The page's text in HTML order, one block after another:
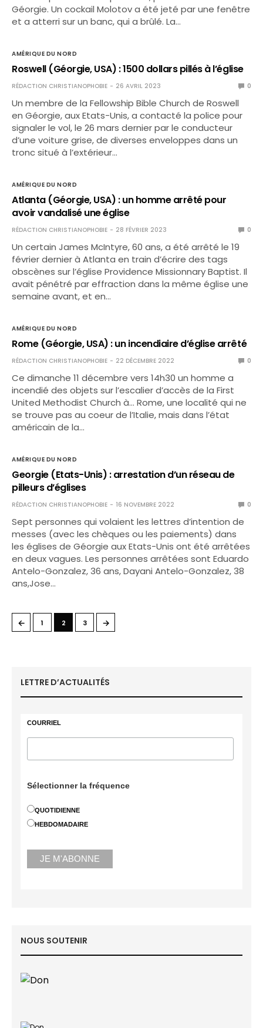
Géorgie. Un cockail Molotov a été jeté par une fenêtre
et a atterri sur un banc, qui a brûlé. La…
AMÉRIQUE DU NORD
Roswell (Géorgie, USA) : 1500 dollars pillés à l’église
RÉDACTION CHRISTIANOPHOBIE 26 AVRIL 2023 0
Un membre de la Fellowship Bible Church de Roswell
en Géorgie, aux Etats-Unis, a contacté la police pour
signaler le vol, le 26 mars dernier par le conducteur
d’une voiture grise, de diverses enveloppes dans un
tronc situé à l’extérieur…
AMÉRIQUE DU NORD
Atlanta (Géorgie, USA) : un homme arrêté pour
avoir vandalisé une église
RÉDACTION CHRISTIANOPHOBIE 28 FÉVRIER 2023 0
Un certain James McIntyre, 60 ans, a été arrêté le 19
février dernier à Atlanta en train d’écrire des tags
obscènes sur l’église Providence Missionnary Baptist. Il
avait pénétré par effraction dans la même église une
semaine avant, et en…
AMÉRIQUE DU NORD
Rome (Géorgie, USA) : un incendiaire d’église arrêté
RÉDACTION CHRISTIANOPHOBIE 22 DÉCEMBRE 2022 0
Ce dimanche 11 décembre vers 14h30 un homme a
incendié des objets sur l’escalier d’accès de la First
United Methodist Church à… Rome, une localité qui ne
se trouve pas au coeur de l’Italie, mais dans l’état
américain de la…
AMÉRIQUE DU NORD
Georgie (Etats-Unis) : arrestation d’un réseau de
pilleurs d’églises
RÉDACTION CHRISTIANOPHOBIE 16 NOVEMBRE 2022 0
Sept personnes qui volaient les lettres d’intention de
messes (avec les chèques ou les paiements) dans
les églises de Géorgie aux Etats-Unis ont été arrêtées
en deux vagues. Les personnes arrêtées sont Eduardo
Antelo-Gonzalez, 36 ans, Dayani Antelo-Gonzalez, 38
ans,Jose…
← 1 2 3 →
LETTRE D’ACTUALITÉS
COURRIEL
Sélectionner la fréquence
QUOTIDIENNE
HEBDOMADAIRE
NOUS SOUTENIR